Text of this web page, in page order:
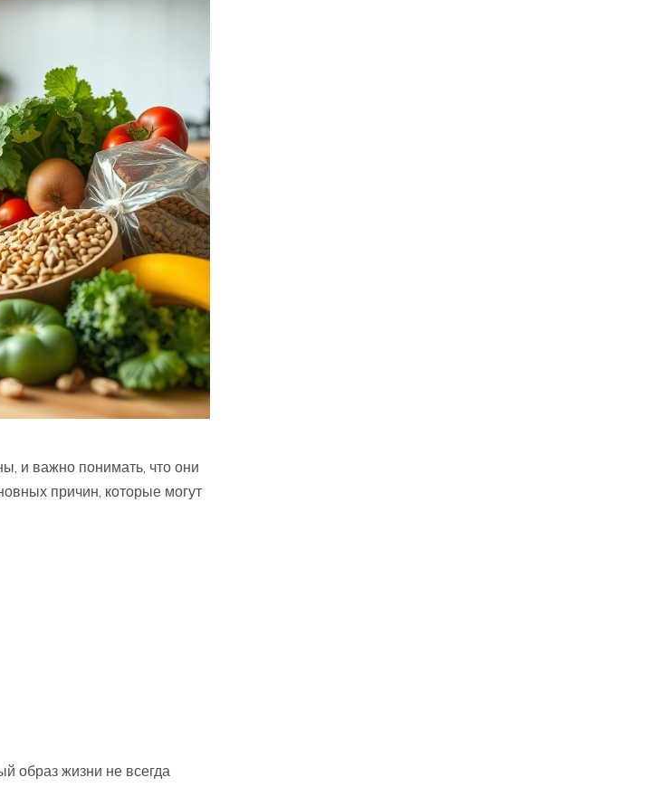
и важно понимать, что они
причин, которые могут
образ жизни не всегда